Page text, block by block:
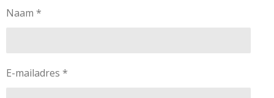
Naam *
E-mailadres *